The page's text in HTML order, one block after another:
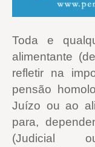
Toda e
alimentante
refletir na
pensão
Juízo ou ao
para,
(Judicial